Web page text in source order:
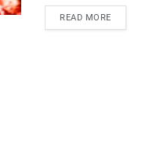
READ MORE